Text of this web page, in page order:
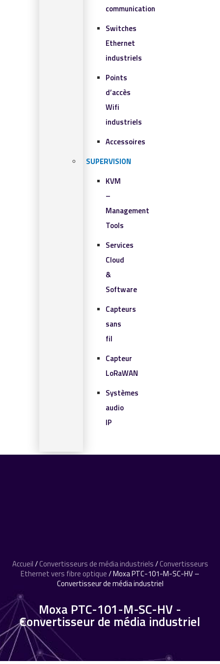
communication
Switches
Ethernet
industriels
Points
d’accès
Wifi
industriels
Accessoires
SUPERVISION
KVM
–
Management
Tools
Services
Cloud
&
Software
Capteurs
sans
fil
Capteur
LoRaWAN
Systèmes
audio
IP
Accueil/Convertisseurs de média industriels/Convertisseurs
Ethernet vers fibre optique/ Moxa PTC-101-M-SC-HV –
Convertisseur de média industriel
Moxa PTC-101-M-SC-HV -
Convertisseur de média industriel